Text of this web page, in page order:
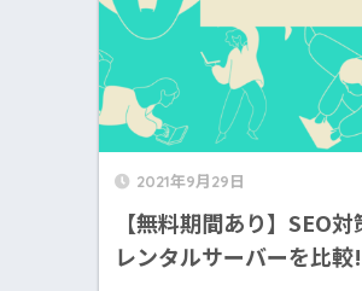
2021年9月29日
【無料期間あり】SEO
レンタルサーバーを比較!